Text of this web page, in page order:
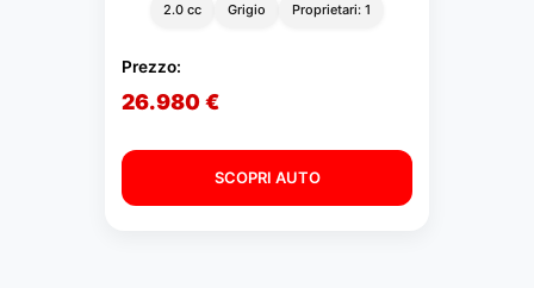
2.0 cc Grigio Proprietari: 1
Prezzo:
26.980 €
SCOPRI AUTO